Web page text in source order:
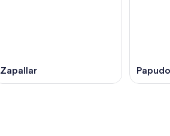
Zapallar Papudo